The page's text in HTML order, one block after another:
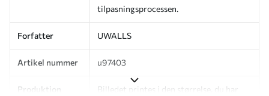
tilpasningsprocessen.
Forfatter UWALLS
Artikel nummer u97403
Produktion
Billedet printes i den størrelse, du har